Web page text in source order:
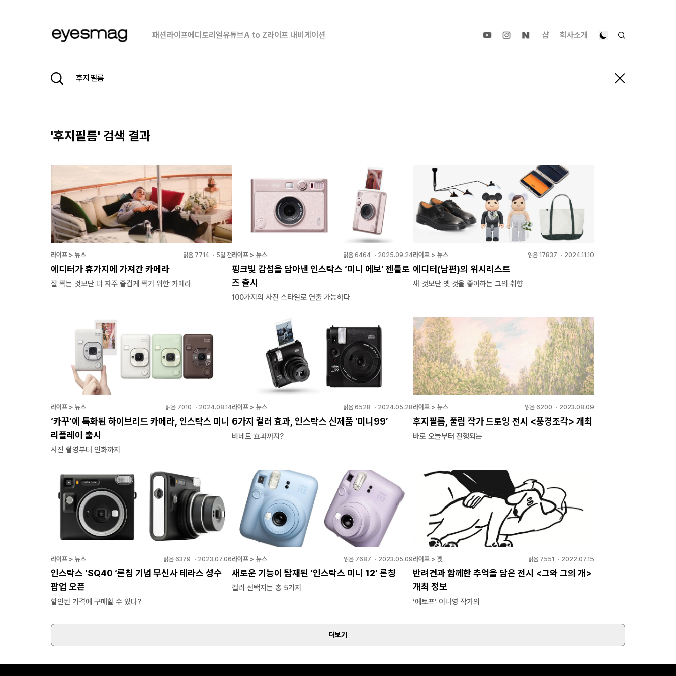
패션라이프에디토리얼유튜브A to Z라이프 내비게이션 샵 회사소개
'후지필름' 검색 결과
라이프 > 뉴스 읽음 7714・ 5일 전
에디터가 휴가지에 가져간 카메라
잘 찍는 것보단 더 자주 즐겁게 찍기 위한 카메라
라이프 > 뉴스 읽음 6464・ 2025.09.24
핑크빛 감성을 담아낸 인스탁스 ‘미니 에보’ 젠틀로
즈 출시
100가지의 사진 스타일로 연출 가능하다
라이프 > 뉴스 읽음 17837 ・ 2024.11.10
에디터(남편)의 위시리스트
새 것보단 옛 것을 좋아하는 그의 취향
라이프 > 뉴스 읽음 7010 ・ 2024.08.14
‘카꾸’에 특화된 하이브리드 카메라, 인스탁스 미니
리플레이 출시
사진 촬영부터 인화까지
라이프 > 뉴스 읽음 6528 ・ 2024.05.28
6가지 컬러 효과, 인스탁스 신제품 ‘미니99’
비네트 효과까지?
라이프 > 뉴스 읽음 6200 ・ 2023.08.09
후지필름, 풀림 작가 드로잉 전시 <풍경조각> 개최
바로 오늘부터 진행되는
라이프 > 뉴스 읽음 6379 ・ 2023.07.06
인스탁스 ‘SQ40 ‘론칭 기념 무신사 테라스 성수
팝업 오픈
할인된 가격에 구매할 수 있다?
라이프 > 뉴스 읽음 7687 ・ 2023.05.09
새로운 기능이 탑재된 ‘인스탁스 미니 12’ 론칭
컬러 선택지는 총 5가지
라이프 > 펫 읽음 7551 ・ 2022.07.15
반려견과 함께한 추억을 담은 전시 <그와 그의 개>
개최 정보
‘에토프’ 이나영 작가의
더보기